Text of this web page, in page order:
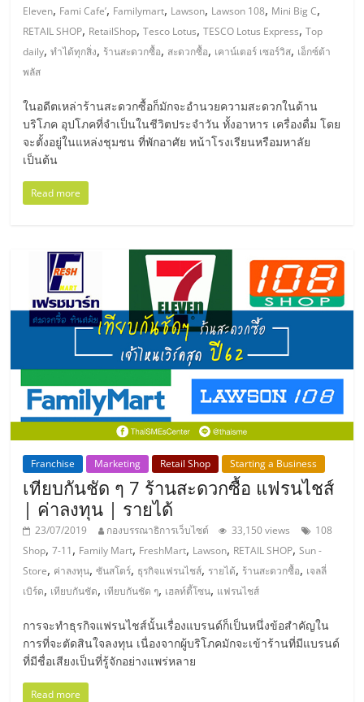
ThaiSMEsCenter,
รวม
ธุรกิจ
มอี
ไทย,
SMEs,
แฟ
รน
ไชส์,
ไชส์
ขาย
แฟ
รน
ไชส์
แฟ
ไชส์
ขาย
หน้า
บ้าน
น้อย
คืน
Eleven, Fami Cafe’, Familymart, Lawson, Lawson 108, Mini Big C,
RETAIL SHOP, RetailShop,Tesco Lotus,TESCO Lotus Express,Top
daily,ทำได้ทุกสิ่ง, ร้านสะดวกซื้อ, สะดวกซื้อ, เคาน์เตอร์ เซอร์วิส, เอ็กซ์ต้า
พลัส
ในอดีตเหล่าร้านสะดวกซื้อก็มักจะอำนวยความสะดวกในด้าน
บริโภค อุปโภคที่จำเป็นในชีวิตประจำวัน ทั้งอาหาร เครื่องดื่ม โดย
จะตั้งอยู่ในแหล่งชุมชน ที่พักอาศัย หน้าโรงเรียนหรือมหาลัย
เป็นต้น
Read more
Franchise Marketing Retail Shop Starting a Business
เทียบกันชัด ๆ 7 ร้านสะดวกซื้อ แฟรนไชส์
| ค่าลงทุน | รายได้
23/07/2019 กองบรรณาธิการเว็บไซต์ 33,150 views
108
Shop,7-11, Family Mart, FreshMart, Lawson, RETAIL SHOP,Sun -
Store, ค่าลงทุน,ซันสโตร์, ธุรกิจแฟรนไชส์, รายได้, ร้านสะดวกซื้อ, เจลลี่
เบิร์ด, เทียบกันชัด, เทียบกันชัด ๆ, เฮลท์ตี้โซน, แฟรนไชส์
การจะทำธุรกิจแฟรนไชส์นั้นเรื่องแบรนด์ก็เป็นหนึ่งข้อสำคัญใน
การที่จะตัดสินใจลงทุน เนื่องจากผู้บริโภคมักจะเข้าร้านที่มีแบรนด์
ที่มีชื่อเสียงเป็นที่รู้จักอย่างแพร่หลาย
Read more